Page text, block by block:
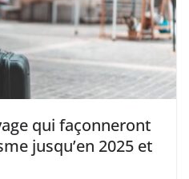
qui façonneront
jusqu’en 2025 et